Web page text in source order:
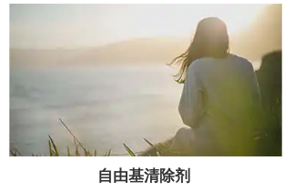
自由基清除剂